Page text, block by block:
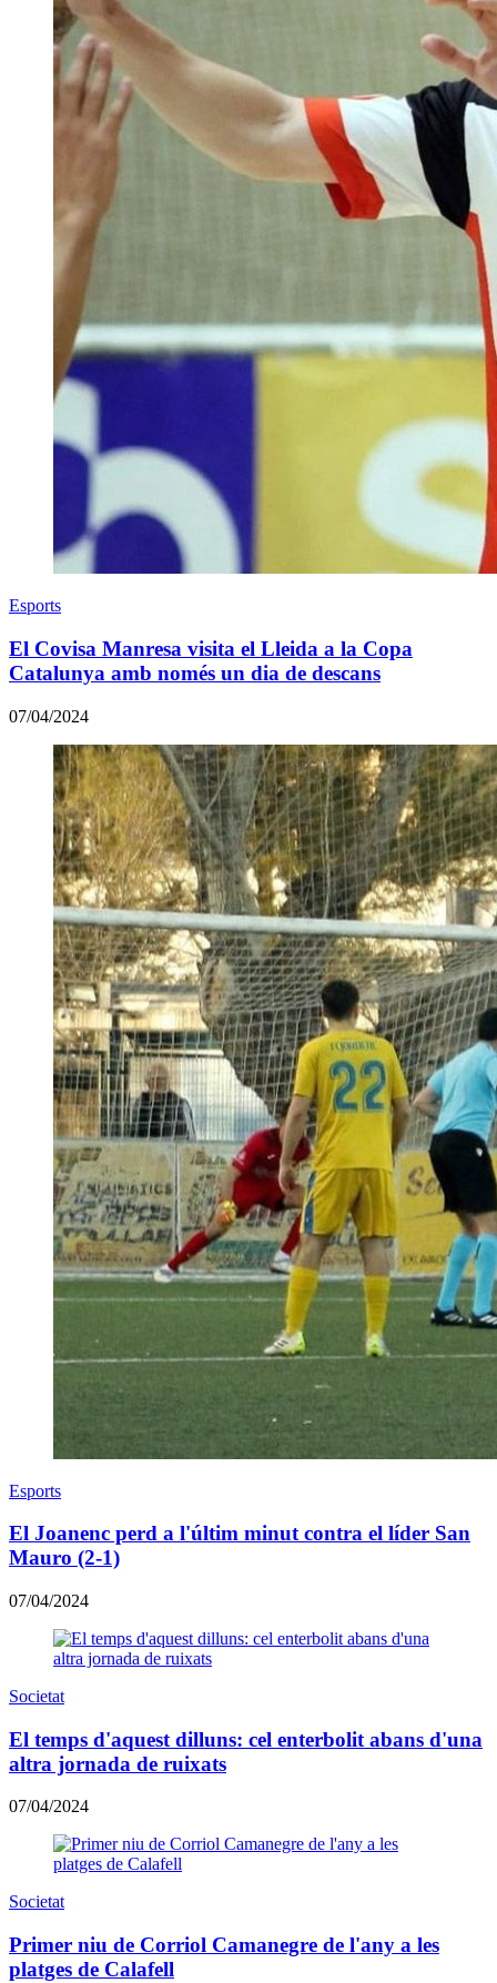
Esports
El Covisa Manresa visita el Lleida a la Copa
Catalunya amb només un dia de descans
07/04/2024
Esports
El Joanenc perd a l'últim minut contra el líder San
Mauro (2-1)
07/04/2024
Societat
El temps d'aquest dilluns: cel enterbolit abans d'una
altra jornada de ruixats
07/04/2024
Societat
Primer niu de Corriol Camanegre de l'any a les
platges de Calafell